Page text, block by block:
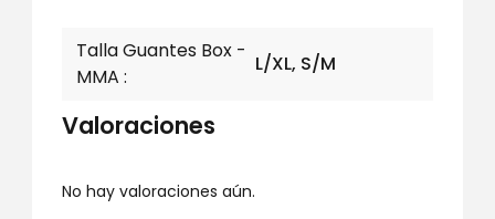
Talla Guantes Box -
MMA
L/XL, S/M
Valoraciones
No hay valoraciones aún.